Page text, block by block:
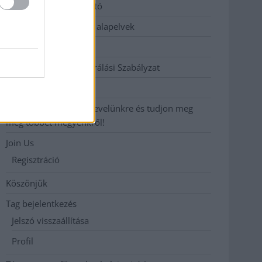
Adatkezelési tájékoztató
Etikai és függetlenségi alapelvek
Hirdetési árak
Hozzászólási és Moderálási Szabályzat
Iratkozzon fel heti hírlevelünkre és tudjon meg
még többet megyénkről!
Join Us
Regisztráció
Köszönjük
Tag bejelentkezés
Jelszó visszaállítása
Profil